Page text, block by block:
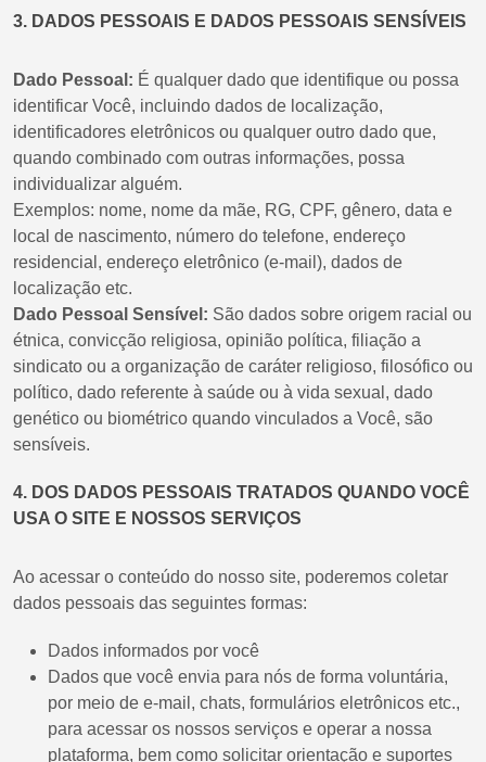
3. DADOS PESSOAIS E DADOS PESSOAIS SENSÍVEIS
Dado Pessoal: É qualquer dado que identifique ou possa
identificar Você, incluindo dados de localização,
identificadores eletrônicos ou qualquer outro dado que,
quando combinado com outras informações, possa
individualizar alguém.
Exemplos: nome, nome da mãe, RG, CPF, gênero, data e
local de nascimento, número do telefone, endereço
residencial, endereço eletrônico (e-mail), dados de
localização etc.
Dado Pessoal Sensível: São dados sobre origem racial ou
étnica, convicção religiosa, opinião política, filiação a
sindicato ou a organização de caráter religioso, filosófico ou
político, dado referente à saúde ou à vida sexual, dado
genético ou biométrico quando vinculados a Você, são
sensíveis.
4. DOS DADOS PESSOAIS TRATADOS QUANDO VOCÊ
USA O SITE E NOSSOS SERVIÇOS
Ao acessar o conteúdo do nosso site, poderemos coletar
dados pessoais das seguintes formas:
Dados informados por você
Dados que você envia para nós de forma voluntária,
por meio de e-mail, chats, formulários eletrônicos etc.,
para acessar os nossos serviços e operar a nossa
plataforma, bem como solicitar orientação e suportes